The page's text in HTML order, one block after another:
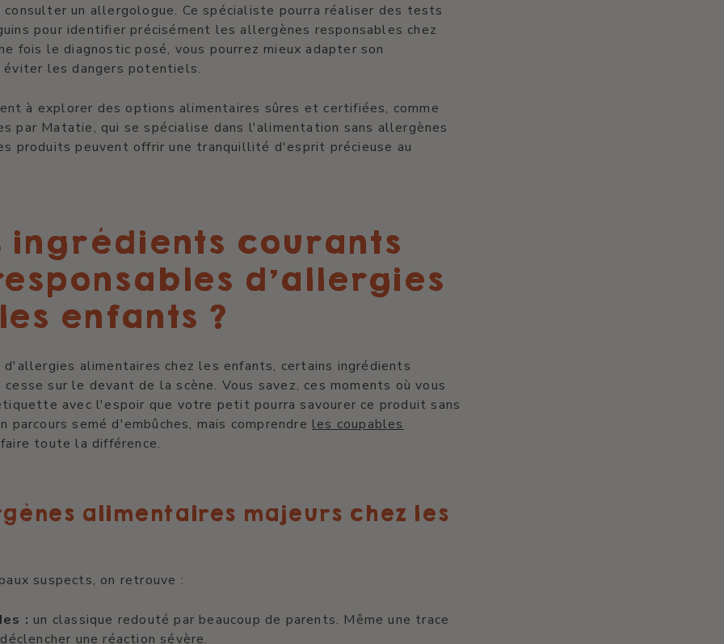
consulter un allergologue. Ce spécialiste pourra réaliser des tests
pour identifier précisément les allergènes responsables chez
fois le diagnostic posé, vous pourrez mieux adapter son
les dangers potentiels.
à explorer des options alimentaires sûres et certifiées, comme
par Matatie, qui se spécialise dans l'alimentation sans allergènes
produits peuvent offrir une tranquillité d'esprit précieuse au
ingrédients courants
d’allergies
enfants ?
d'allergies alimentaires chez les enfants, certains ingrédients
cesse sur le devant de la scène. Vous savez, ces moments où vous
avec l'espoir que votre petit pourra savourer ce produit sans
parcours semé d'embûches, mais comprendre les coupables
toute la différence.
alimentaires majeurs chez les
suspects, on retrouve :
: un classique redouté par beaucoup de parents. Même une trace
une réaction sévère.